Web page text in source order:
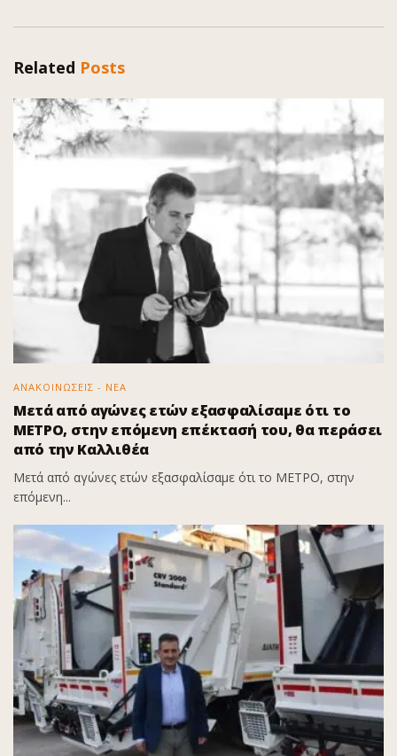
Related Posts
ΑΝΑΚΟΙΝΩΣΕΙΣ - ΝΕΑ
Μετά από αγώνες ετών εξασφαλίσαμε ότι το
ΜΕΤΡΟ, στην επόμενη επέκτασή του, θα περάσει
από την Καλλιθέα
Μετά από αγώνες ετών εξασφαλίσαμε ότι το ΜΕΤΡΟ, στην
επόμενη...